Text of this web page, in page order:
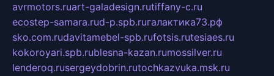
avrmotors.ruart-galadesign.rutiffany-c.ru
ecostep-samara.rud-p.spb.ruгалактика73.рф
sko.com.rudavitamebel-spb.rufotsis.rutesiaes.ru
kokoroyari.spb.rublesna-kazan.rumossilver.ru
lenderoq.rusergeydobrin.rutochkazvuka.msk.ru